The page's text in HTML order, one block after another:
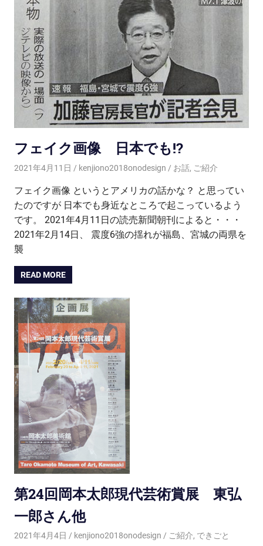
フェイク画像 日本でも!?
2021年4月11日 kenjiono2018onodesign お話, ご紹介
フェイク画像 というとアメリカの話かな？ と思ってい
たのですが 日本でも身近なところで起こっているよう
です。 2021年4月11日の読売新聞朝刊によると・・・
2021年2月14日、 震度6強の揺れが福島、宮城の両県を
襲
READ MORE
第24回岡本太郎現代芸術賞展 東弘
一郎さん他
2021年4月4日 kenjiono2018onodesign ご紹介, できごと